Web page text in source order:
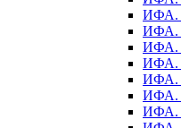
ИФА.
ИФА.
ИФА.
ИФА.
ИФА.
ИФА.
ИФА.